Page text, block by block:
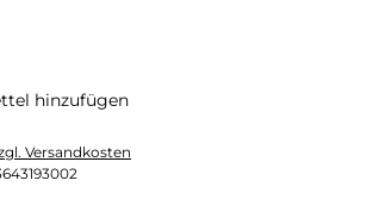
hinzufügen
Versandkosten